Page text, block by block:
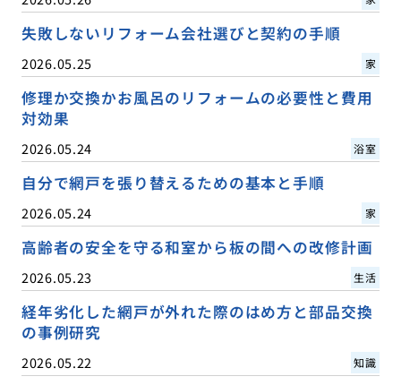
失敗しないリフォーム会社選びと契約の手順
2026.05.25 家
修理か交換かお風呂のリフォームの必要性と費用
対効果
2026.05.24 浴室
自分で網戸を張り替えるための基本と手順
2026.05.24 家
高齢者の安全を守る和室から板の間への改修計画
2026.05.23 生活
経年劣化した網戸が外れた際のはめ方と部品交換
の事例研究
2026.05.22 知識